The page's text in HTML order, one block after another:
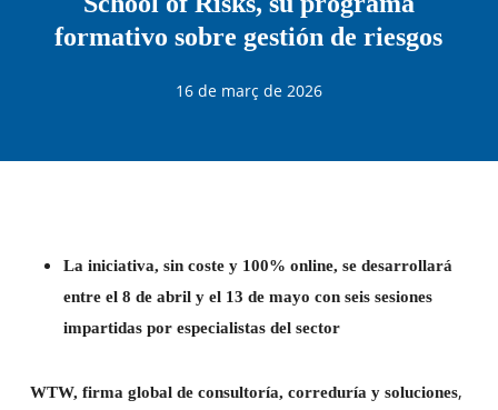
formativo sobre gestión de riesgos
16 de març de 2026
La iniciativa, sin coste y 100% online, se desarrollará
entre el 8 de abril y el 13 de mayo con seis sesiones
impartidas por especialistas del sector
WTW, firma global de consultoría, correduría y soluciones,